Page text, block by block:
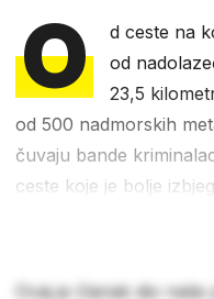
O
d ceste na
od
23,5
od 500 nadmorskih
čuvaju bande
ceste koje je bolje
Ovaj je članak dio